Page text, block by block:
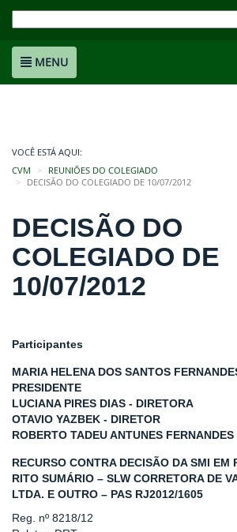
MENU
VOCÊ ESTÁ AQUI:
CVM
REUNIÕES DO COLEGIADO
DECISÃO DO COLEGIADO DE 10/07/2012
DECISÃO DO
COLEGIADO DE
10/07/2012
Participantes
MARIA HELENA DOS SANTOS
PRESIDENTE
LUCIANA PIRES DIAS - DIRETORA
OTAVIO YAZBEK - DIRETOR
ROBERTO TADEU ANTUNES
RECURSO CONTRA DECISÃO DA SMI EM
RITO SUMÁRIO – SLW CORRETORA DE
LTDA. E OUTRO – PAS RJ2012/1605
Reg. nº 8218/12